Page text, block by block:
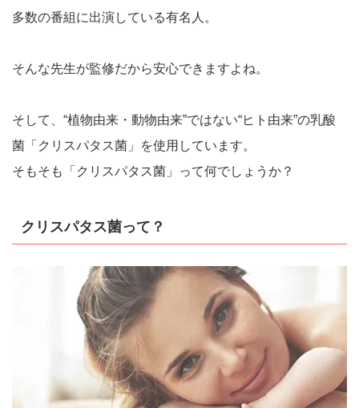
多数の番組に出演している有名人。
そんな先生が監修だから安心できますよね。
そして、“植物由来・動物由来”ではない“ヒト由来”の乳酸
菌「クリスパタス菌」を使用しています。
そもそも「クリスパタス菌」って何でしょうか？
クリスパタス菌って？